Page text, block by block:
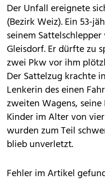
Der Unfall ereignete
(Bezirk Weiz). Ein 53-
seinem
Gleisdorf. Er dürfte zu
zwei Pkw vor ihm
Der Sattelzug krachte
Lenkerin des einen
zweiten Wagens,
Kinder im Alter von
wurden zum Teil
blieb unverletzt.
Fehler im Artikel